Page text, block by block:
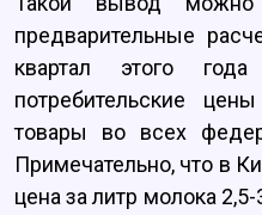
предварительные
квартал этого
потребительские
товары во всех
Примечательно, что в
цена за литр молока